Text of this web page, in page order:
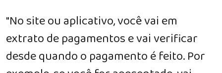
"No site ou aplicativo, você vai em
extrato de pagamentos e vai verificar
desde quando o pagamento é feito. Por